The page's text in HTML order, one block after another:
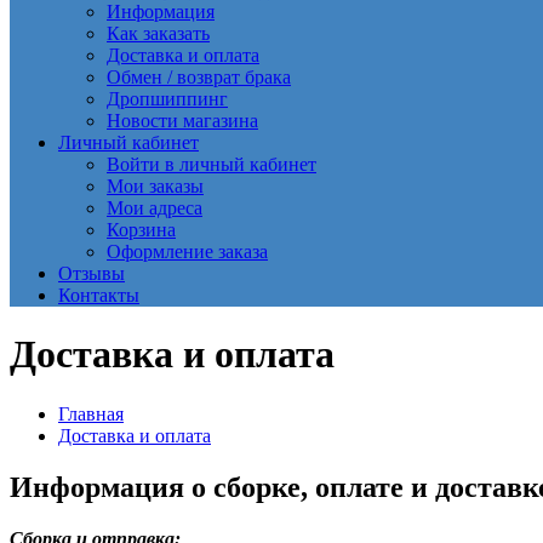
Информация
Как заказать
Доставка и оплата
Обмен / возврат брака
Дропшиппинг
Новости магазина
Личный кабинет
Войти в личный кабинет
Мои заказы
Мои адреса
Корзина
Оформление заказа
Отзывы
Контакты
Доставка и оплата
Главная
Доставка и оплата
Информация о сборке, оплате и
Сборка и отправка: